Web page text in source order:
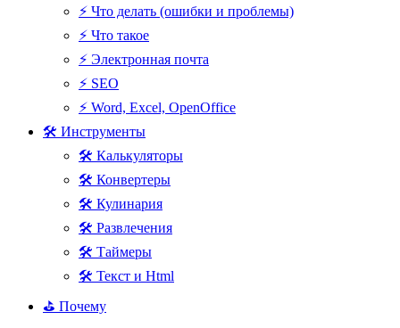
⚡ Что делать (ошибки и проблемы)
⚡ Что такое
⚡ Электронная почта
⚡ SEO
⚡ Word, Excel, OpenOffice
🛠 Инструменты
🛠 Калькуляторы
🛠 Конвертеры
🛠 Кулинария
🛠 Развлечения
🛠 Таймеры
🛠 Текст и Html
⛳ Почему